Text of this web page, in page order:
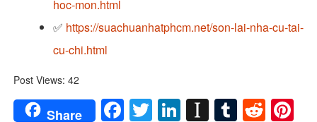
hoc-mon.html
✅ https://suachuanhatphcm.net/son-lai-nha-cu-tai-
cu-chi.html
Post Views: 42
Share Facebook
Twitter
LinkedIn
Instapaper
Tumblr